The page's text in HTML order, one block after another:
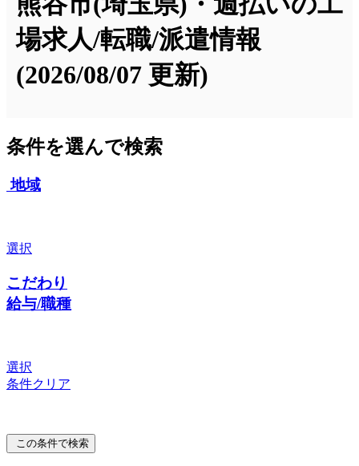
場求人/転職/派遣情報
(2026/08/07 更新)
条件を選んで検索
地域
選択
こだわり
給与/職種
選択
条件クリア
この条件で検索